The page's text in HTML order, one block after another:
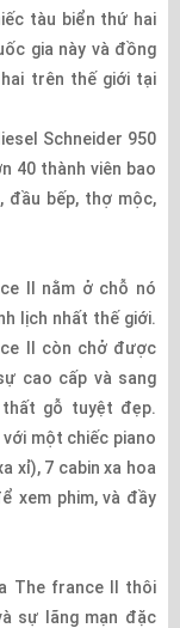
tàu biển thứ hai
gia này và đồng
trên thế giới tại
Schneider 950
40 thành viên bao
đầu bếp, thợ mộc,
II nằm ở chỗ nó
lịch nhất thế giới.
II còn chở được
cao cấp và sang
gỗ tuyệt đẹp.
một chiếc piano
xỉ), 7 cabin xa hoa
xem phim, và đầy
The france II thôi
sự lãng mạn đặc